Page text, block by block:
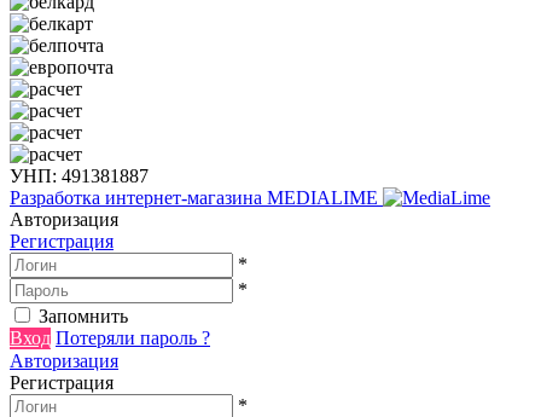
УНП: 491381887
Разработка интернет-магазина MEDIALIME
Авторизация
Регистрация
*
*
Запомнить
Вход Потеряли пароль ?
Авторизация
Регистрация
*